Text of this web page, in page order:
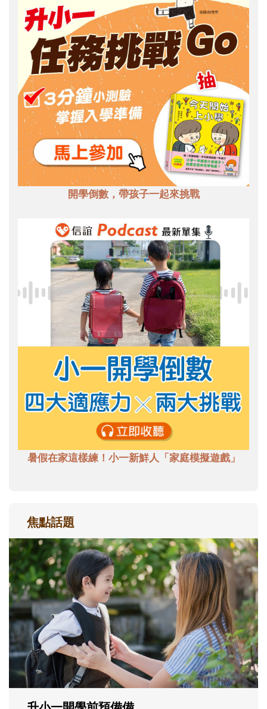
開學倒數，帶孩子一起來挑戰
暑假在家這樣練！小一新鮮人「家庭模擬遊戲」
焦點話題
和孩子一起長大的那個男人│讀懂父親的
不同模樣
沒有人天生就擅長當爸爸！男人總是在一次
次「前所未有」的體驗中，跟著孩子一起長
大。從給予安全感的肢體遊戲，到獨立自
主、角色認同及解決問題的能力養成。爸爸
正嘗試用不同的模樣，參與孩子每個重要的